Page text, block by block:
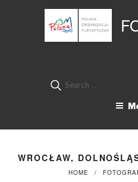
Search
WROCŁAW,
HOME
Panel zarządzania plikami cookies